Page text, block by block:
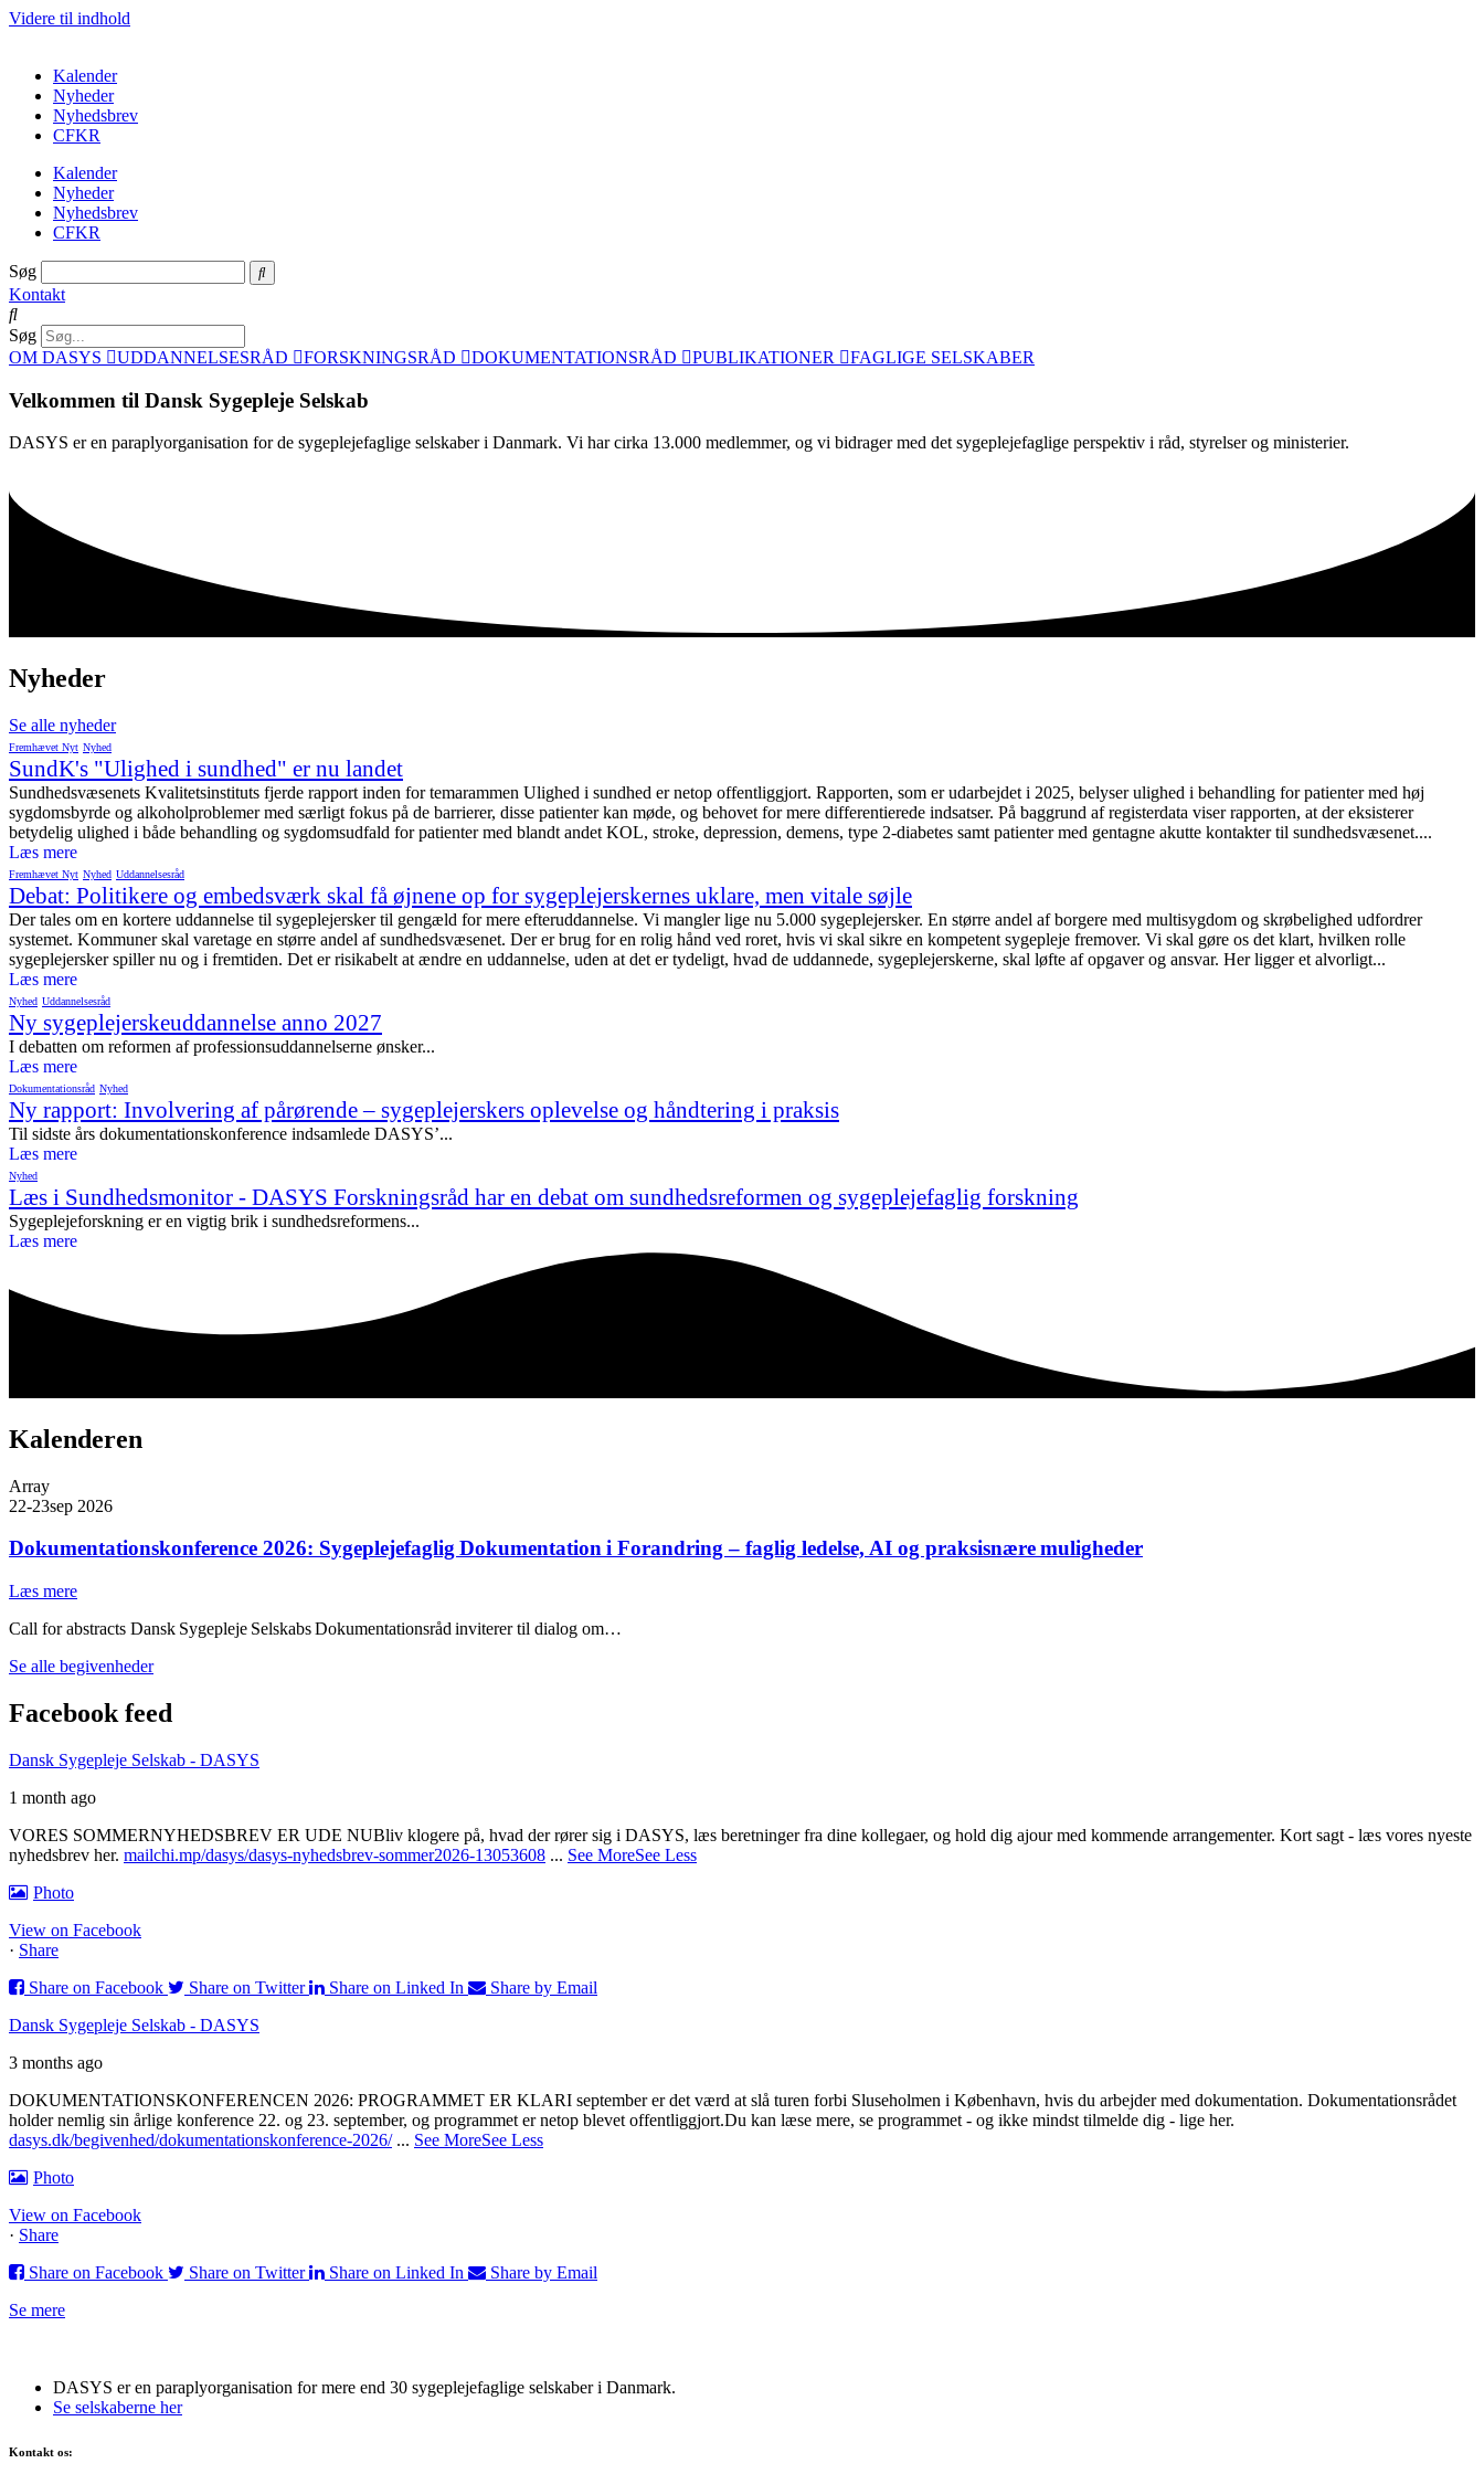
Videre til indhold
Kalender
Nyheder
Nyhedsbrev
CFKR
Kalender
Nyheder
Nyhedsbrev
CFKR
Søg
Kontakt
Søg
OM DASYS
UDDANNELSESRÅD FORSKNINGSRÅD DOKUMENTATIONSRÅD PUBLIKATIONER FAGLIGE SELSKABER
Velkommen til Dansk Sygepleje Selskab
DASYS er en paraplyorganisation for de sygeplejefaglige selskaber i Danmark. Vi har cirka 13.000 medlemmer, og vi bidrager med det sygeplejefaglige perspektiv i råd, styrelser og ministerier.
Nyheder
Se alle nyheder
Fremhævet Nyt Nyhed
SundK's "Ulighed i sundhed" er nu landet
Sundhedsvæsenets Kvalitetsinstituts fjerde rapport inden for temarammen Ulighed i sundhed er netop offentliggjort. Rapporten, som er udarbejdet i 2025, belyser ulighed i behandling for patienter med høj
sygdomsbyrde og alkoholproblemer med særligt fokus på de barrierer, disse patienter kan møde, og behovet for mere differentierede indsatser. På baggrund af registerdata viser rapporten, at der eksisterer
betydelig ulighed i både behandling og sygdomsudfald for patienter med blandt andet KOL, stroke, depression, demens, type 2-diabetes samt patienter med gentagne akutte kontakter til sundhedsvæsenet....
Læs mere
Fremhævet Nyt Nyhed Uddannelsesråd
Debat: Politikere og embedsværk skal få øjnene op for sygeplejerskernes uklare, men vitale søjle
Der tales om en kortere uddannelse til sygeplejersker til gengæld for mere efteruddannelse. Vi mangler lige nu 5.000 sygeplejersker. En større andel af borgere med multisygdom og skrøbelighed udfordrer
systemet. Kommuner skal varetage en større andel af sundhedsvæsenet. Der er brug for en rolig hånd ved roret, hvis vi skal sikre en kompetent sygepleje fremover. Vi skal gøre os det klart, hvilken rolle
sygeplejersker spiller nu og i fremtiden. Det er risikabelt at ændre en uddannelse, uden at det er tydeligt, hvad de uddannede, sygeplejerskerne, skal løfte af opgaver og ansvar. Her ligger et alvorligt...
Læs mere
Nyhed Uddannelsesråd
Ny sygeplejerskeuddannelse anno 2027
I debatten om reformen af professionsuddannelserne ønsker...
Læs mere
Dokumentationsråd Nyhed
Ny rapport: Involvering af pårørende – sygeplejerskers oplevelse og håndtering i praksis
Til sidste års dokumentationskonference indsamlede DASYS’...
Læs mere
Nyhed
Læs i Sundhedsmonitor - DASYS Forskningsråd har en debat om sundhedsreformen og sygeplejefaglig forskning
Sygeplejeforskning er en vigtig brik i sundhedsreformens...
Læs mere
Kalenderen
Array
22-23sep 2026
Dokumentationskonference 2026: Sygeplejefaglig Dokumentation i Forandring – faglig ledelse, AI og praksisnære muligheder
Læs mere
Call for abstracts Dansk Sygepleje Selskabs Dokumentationsråd inviterer til dialog om…
Se alle begivenheder
Facebook feed
Dansk Sygepleje Selskab - DASYS
1 month ago
VORES SOMMERNYHEDSBREV ER UDE NUBliv klogere på, hvad der rører sig i DASYS, læs beretninger fra dine kollegaer, og hold dig ajour med kommende arrangementer. Kort sagt - læs vores nyeste
nyhedsbrev her. mailchi.mp/dasys/dasys-nyhedsbrev-sommer2026-13053608 ... See MoreSee Less
Photo
View on Facebook
· Share
Share on Facebook
Share on Twitter Share on Linked In
Share by Email
Dansk Sygepleje Selskab - DASYS
3 months ago
DOKUMENTATIONSKONFERENCEN 2026: PROGRAMMET ER KLARI september er det værd at slå turen forbi Sluseholmen i København, hvis du arbejder med dokumentation. Dokumentationsrådet
holder nemlig sin årlige konference 22. og 23. september, og programmet er netop blevet offentliggjort.Du kan læse mere, se programmet - og ikke mindst tilmelde dig - lige her.
dasys.dk/begivenhed/dokumentationskonference-2026/ ... See MoreSee Less
Photo
View on Facebook
· Share
Share on Facebook
Share on Twitter Share on Linked In
Share by Email
Se mere
DASYS er en paraplyorganisation for mere end 30 sygeplejefaglige selskaber i Danmark.
Se selskaberne her
Kontakt os: